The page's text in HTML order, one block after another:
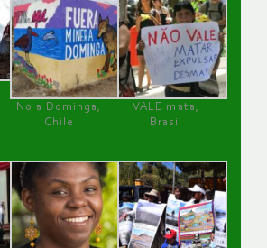
No a Dominga,
Chile
VALE mata,
Brasil